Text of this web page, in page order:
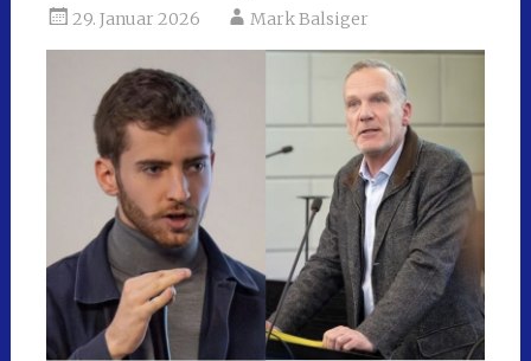
29. Januar 2026 Mark Balsiger